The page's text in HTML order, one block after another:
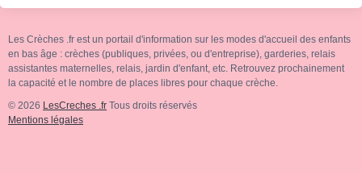
Les Crèches .fr est un portail d'information sur les modes d'accueil des enfants
en bas âge : crèches (publiques, privées, ou d'entreprise), garderies, relais
assistantes maternelles, relais, jardin d'enfant, etc. Retrouvez prochainement
la capacité et le nombre de places libres pour chaque crèche.
© 2026 LesCreches .fr Tous droits réservés
Mentions légales